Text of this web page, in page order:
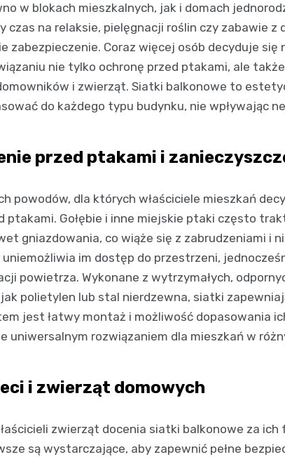
w blokach mieszkalnych, jak i domach
czas na relaksie, pielęgnacji roślin czy zabawie
zabezpieczenie. Coraz więcej osób decyduje się
nie tylko ochronę przed ptakami, ale
i zwierząt. Siatki balkonowe to
do każdego typu budynku, nie wpływając
przed ptakami i
powodów, dla których właściciele mieszkań
ptakami. Gołębie i inne miejskie ptaki często
gniazdowania, co wiąże się z zabrudzeniami i
im dostęp do przestrzeni,
powietrza. Wykonane z wytrzymałych,
polietylen lub stal nierdzewna, siatki
jest łatwy montaż i możliwość dopasowania
uniwersalnym rozwiązaniem dla mieszkań w
i zwierząt domowych
zwierząt docenia siatki balkonowe za ich
są wystarczające, aby zapewnić pełne